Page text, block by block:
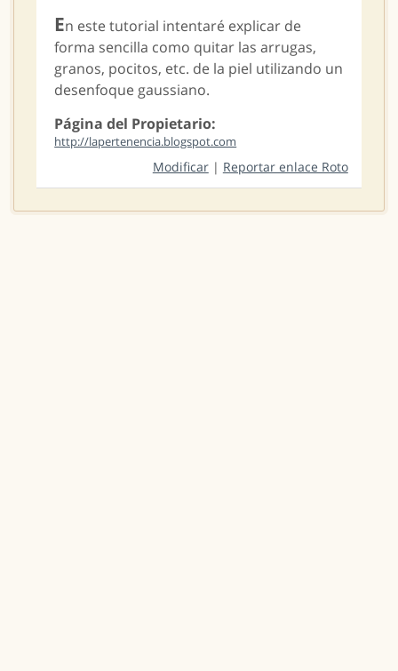
En este tutorial intentaré explicar de
forma sencilla como quitar las arrugas,
granos, pocitos, etc. de la piel utilizando un
desenfoque gaussiano.
Página del Propietario:
http://lapertenencia.blogspot.com
Modificar| Reportar enlace Roto